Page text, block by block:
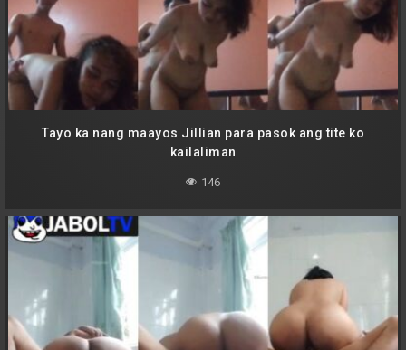
Tayo ka nang maayos Jillian para pasok ang tite ko
kailaliman
146